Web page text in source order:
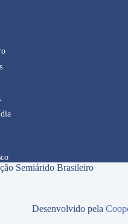
Semiárido Brasileiro
Desenvolvido pela